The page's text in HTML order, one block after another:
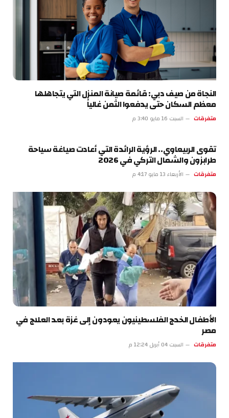
النجاة من صيف دبي: قائمة صيانة المنزل التي يتجاهلها
معظم السكان حتى يدفعوا الثمن غالياً
متفرقات السبت 16 مايو 3:40 م
تقوى الربيعاوي.. الرؤية الرائدة التي أعادت صياغة سياحة
طرابزون والشمال التركي في 2026
متفرقات الأربعاء 13 مايو 4:17 م
الأطفال الخدج الفلسطينيون يعودون إلى غزة بعد العلاج في
مصر
متفرقات السبت 04 أبريل 12:24 م